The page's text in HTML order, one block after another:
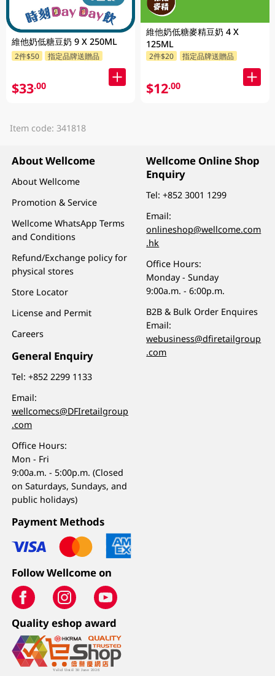
維他奶低糖豆奶 9 X 250ML
2件$50 指定品牌送贈品
$33.00
維他奶低糖麥精豆奶 4 X
125ML
2件$20 指定品牌送贈品
$12.00
Item code: 341818
About Wellcome
About Wellcome
Promotion & Service
Wellcome WhatsApp Terms
and Conditions
Refund/Exchange policy for
physical stores
Store Locator
License and Permit
Careers
General Enquiry
Tel:+852 2299 1133
Email:
wellcomecs@DFIretailgroup
.com
Office Hours:
Mon - Fri
9:00a.m. - 5:00p.m. (Closed
on Saturdays, Sundays, and
public holidays)
Wellcome Online Shop
Enquiry
Tel:+852 3001 1299
Email:
onlineshop@wellcome.com
.hk
Office Hours:
Monday - Sunday
9:00a.m. - 6:00p.m.
B2B & Bulk Order Enquires
Email:
webusiness@dfiretailgroup
.com
Payment Methods
Follow Wellcome on
Quality eshop award